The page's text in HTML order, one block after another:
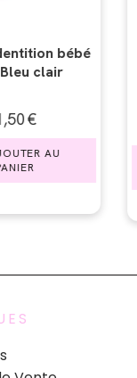
bébé
Lot de 5
€7,50€
AU